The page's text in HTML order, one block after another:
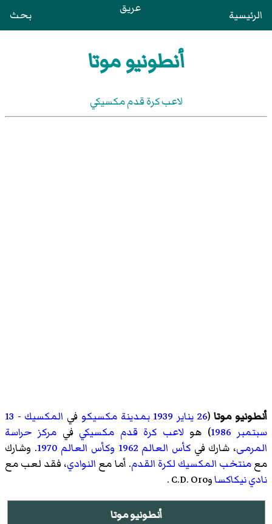
الرئيسية عريق بحث
أنطونيو موتا
لاعب كرة قدم مكسيكي
أنطونيو موتا(26 يناير 1939 بمدينة مكسيكو في المكسيك -
13
سبتمبر 1986) هو لاعب كرة قدم مكسيكي في مركز حراسة
المرمى، شارك في كأس العالم 1962 وكأس العالم 1970
. وشارك
معمنتخب المكسيك لكرة القدم. أما مع النوادي، فقد لعب مع
نادي نيكاكساوC.D. Oro .
أنطونيو موتا